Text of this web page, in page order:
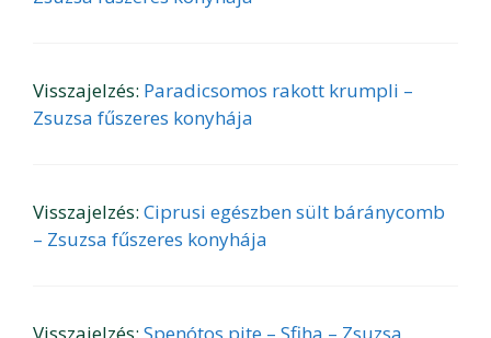
Visszajelzés: Paradicsomos rakott krumpli –
Zsuzsa fűszeres konyhája
Visszajelzés: Ciprusi egészben sült báránycomb
– Zsuzsa fűszeres konyhája